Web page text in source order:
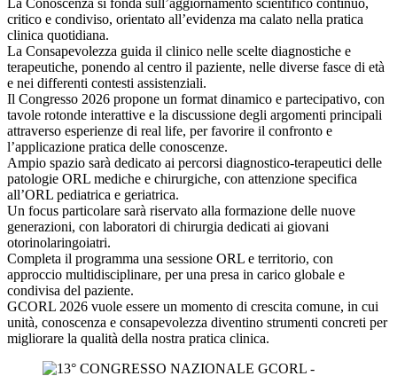
La Conoscenza si fonda sull’aggiornamento scientifico continuo,
critico e condiviso, orientato all’evidenza ma calato nella pratica
clinica quotidiana.
La Consapevolezza guida il clinico nelle scelte diagnostiche e
terapeutiche, ponendo al centro il paziente, nelle diverse fasce di età
e nei differenti contesti assistenziali.
Il Congresso 2026 propone un format dinamico e partecipativo, con
tavole rotonde interattive e la discussione degli argomenti principali
attraverso esperienze di real life, per favorire il confronto e
l’applicazione pratica delle conoscenze.
Ampio spazio sarà dedicato ai percorsi diagnostico-terapeutici delle
patologie ORL mediche e chirurgiche, con attenzione specifica
all’ORL pediatrica e geriatrica.
Un focus particolare sarà riservato alla formazione delle nuove
generazioni, con laboratori di chirurgia dedicati ai giovani
otorinolaringoiatri.
Completa il programma una sessione ORL e territorio, con
approccio multidisciplinare, per una presa in carico globale e
condivisa del paziente.
GCORL 2026 vuole essere un momento di crescita comune, in cui
unità, conoscenza e consapevolezza diventino strumenti concreti per
migliorare la qualità della nostra pratica clinica.